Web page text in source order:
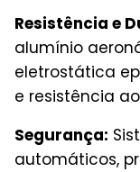
Resistência e
alumínio
eletrostática
e resistência
Segurança:
automáticos,